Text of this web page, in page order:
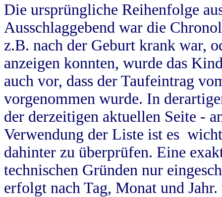
Die ursprüngliche Reihenfolge
Ausschlaggebend war die
z.B. nach der Geburt krank war,
anzeigen konnten, wurde das
auch vor, dass der Taufeintrag
vorgenommen wurde. In
der derzeitigen aktuellen Seite -
Verwendung der Liste ist es
dahinter zu überprüfen. Eine
technischen Gründen nur
erfolgt nach Tag, Monat und Jahr.